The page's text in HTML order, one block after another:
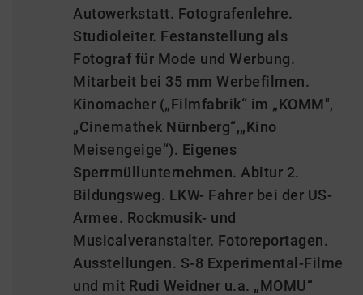
Autowerkstatt. Fotografenlehre.
Studioleiter. Festanstellung als
Fotograf für Mode und Werbung.
Mitarbeit bei 35 mm Werbefilmen.
Kinomacher („Filmfabrik“ im „KOMM",
„Cinemathek Nürnberg“,„Kino
Meisengeige“). Eigenes
Sperrmüllunternehmen. Abitur 2.
Bildungsweg. LKW- Fahrer bei der US-
Armee. Rockmusik- und
Musicalveranstalter. Fotoreportagen.
Ausstellungen. S-8 Experimental-Filme
und mit Rudi Weidner u.a. „MOMU“